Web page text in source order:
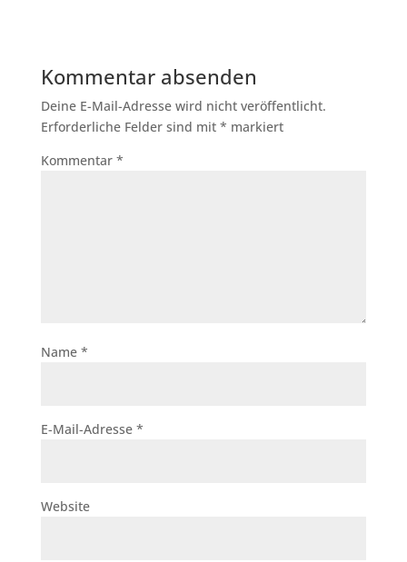
Kommentar absenden
Deine E-Mail-Adresse wird nicht veröffentlicht.
Erforderliche Felder sind mit * markiert
Kommentar *
Name *
E-Mail-Adresse *
Website